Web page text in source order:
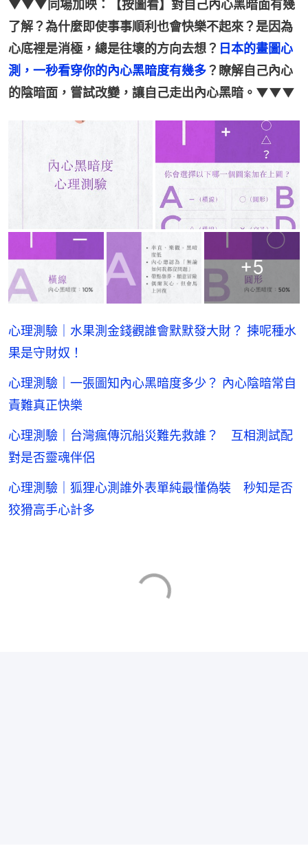
▼▼▼同場加映：【按圖看】對自己內心黑暗面有幾
了解？為什麼即使事事順利也會快樂不起來？是因為
心底裡是消極，總是往壞的方向去想？ 日本的畫圖心
測，一秒看穿你的內心黑暗度有幾多？瞭解自己內心
的陰暗面，嘗試改變，讓自己走出內心黑暗。▼▼▼
+5
心理測驗｜水果測金錢觀誰會默默發大財？ 揀呢種水
果是守財奴！
心理測驗｜一張圖知內心黑暗度多少？ 內心陰暗常自
責難真正快樂
心理測驗｜台灣瘋傳沉船災難先救誰？ 互相測試配
對是否靈魂伴侶
心理測驗｜狐狸心測誰外表單純最懂偽裝 秒知是否
狡猾高手心計多